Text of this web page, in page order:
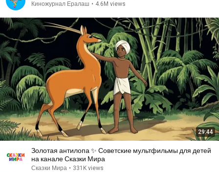
Киножурнал Ералаш • 4.6M views
29:44
Золотая антилопа ✨ Советские мультфильмы для детей
на канале Сказки Мира
Сказки Мира • 331K views